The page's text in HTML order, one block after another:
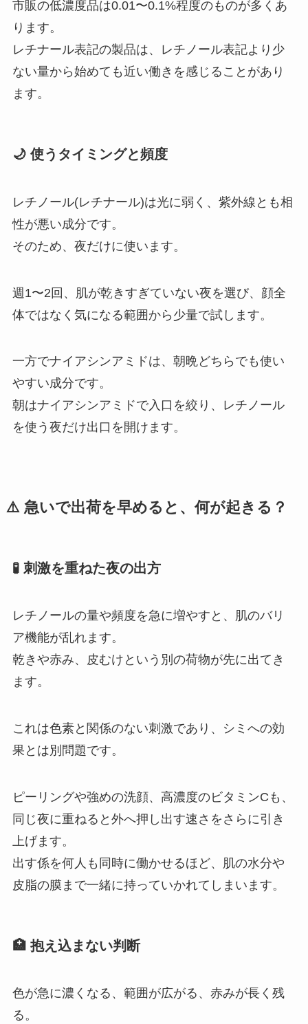
市販の低濃度品は0.01〜0.1%程度のものが多くあ
ります。
レチナール表記の製品は、レチノール表記より少
ない量から始めても近い働きを感じることがあり
ます。
🌙 使うタイミングと頻度
レチノール(レチナール)は光に弱く、紫外線とも相
性が悪い成分です。
そのため、夜だけに使います。
週1〜2回、肌が乾きすぎていない夜を選び、顔全
体ではなく気になる範囲から少量で試します。
一方でナイアシンアミドは、朝晩どちらでも使い
やすい成分です。
朝はナイアシンアミドで入口を絞り、レチノール
を使う夜だけ出口を開けます。
⚠️ 急いで出荷を早めると、何が起きる？
🧪 刺激を重ねた夜の出方
レチノールの量や頻度を急に増やすと、肌のバリ
ア機能が乱れます。
乾きや赤み、皮むけという別の荷物が先に出てき
ます。
これは色素と関係のない刺激であり、シミへの効
果とは別問題です。
ピーリングや強めの洗顔、高濃度のビタミンCも、
同じ夜に重ねると外へ押し出す速さをさらに引き
上げます。
出す係を何人も同時に働かせるほど、肌の水分や
皮脂の膜まで一緒に持っていかれてしまいます。
🏥 抱え込まない判断
色が急に濃くなる、範囲が広がる、赤みが長く残
る。